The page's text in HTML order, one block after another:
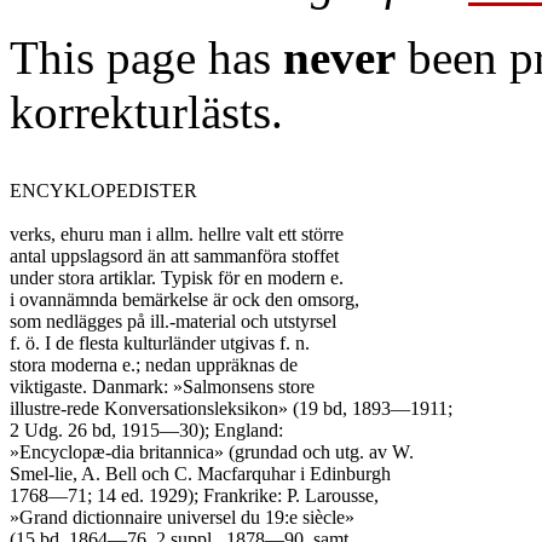
This page has never been
korrekturlästs.
ENCYKLOPEDISTER
verks, ehuru man i allm. hellre valt ett större
antal uppslagsord än att sammanföra stoffet
under stora artiklar. Typisk för en modern e.
i ovannämnda bemärkelse är ock den omsorg,
som nedlägges på ill.-material och utstyrsel
f. ö. I de flesta kulturländer utgivas f. n.
stora moderna e.; nedan uppräknas de
viktigaste. Danmark: »Salmonsens store
illustre-rede Konversationsleksikon» (19 bd, 1893—1911;
2 Udg. 26 bd, 1915—30); England:
»Encyclopæ-dia britannica» (grundad och utg. av W.
Smel-lie, A. Bell och C. Macfarquhar i Edinburgh
1768—71; 14 ed. 1929); Frankrike: P. Larousse,
»Grand dictionnaire universel du 19:e siècle»